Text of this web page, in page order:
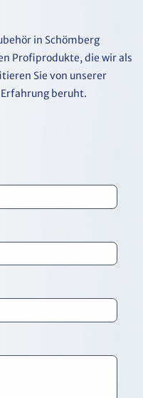
in Schömberg
Profiprodukte, die wir als
Sie von unserer
beruht.